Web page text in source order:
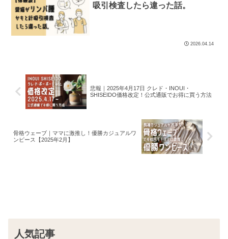
吸引検査したら違った話。
2026.04.14
悲報｜2025年4月17日 クレド・INOUI・
SHISEIDO価格改定！公式通販でお得に買う方法
骨格ウェーブ｜ママに激推し！優勝カジュアルワ
ンピース【2025年2月】
人気記事